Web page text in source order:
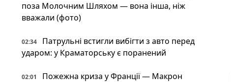
поза Молочним Шляхом — вона інша, ніж
вважали (фото)
02:34
Патрульні встигли вибігти з авто перед
ударом: у Краматорську є поранений
02:01
Пожежна криза у Франції — Макрон